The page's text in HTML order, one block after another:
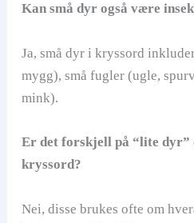
Kan små dyr også være
Ja, små dyr i kryssord
mygg), små fugler (ugle,
mink).
Er det forskjell på “lite dyr”
kryssord?
Nei, disse brukes ofte om